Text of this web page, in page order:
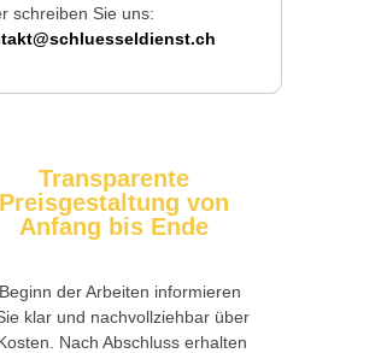
schreiben Sie uns:
Transparente
Preisgestaltung von
Anfang bis Ende
der Arbeiten informieren
klar und nachvollziehbar über
Nach Abschluss erhalten